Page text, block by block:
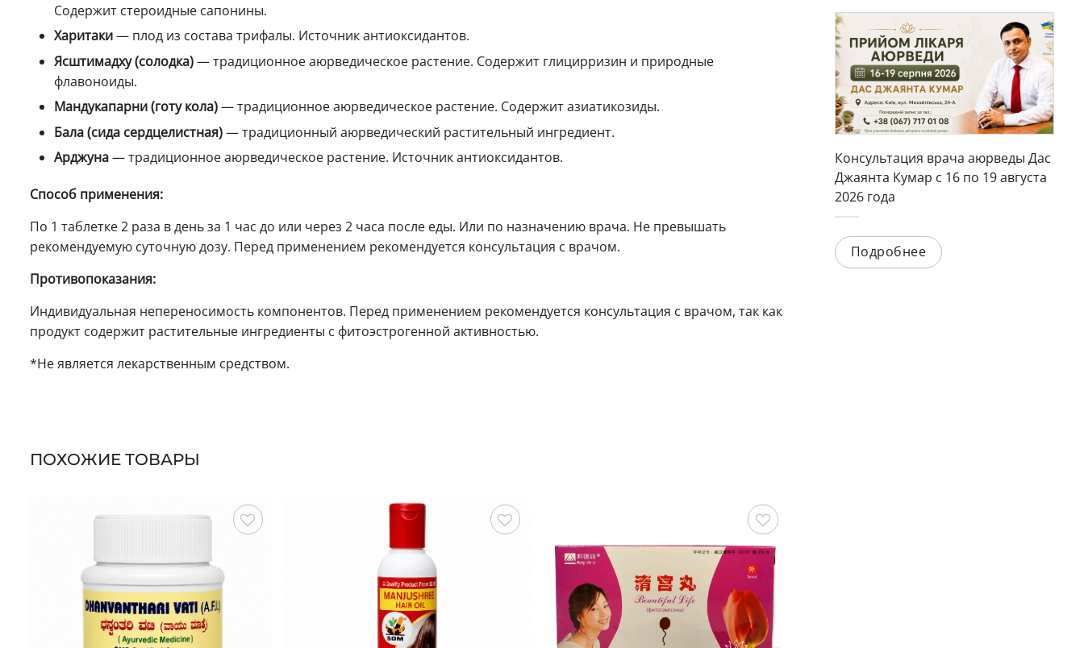
Консультация врача аюрведы Дас
Джаянта Кумар с 16 по 19 августа
2026 года
Подробнее
Содержит стероидные сапонины.
Харитаки— плод из состава трифалы. Источник антиоксидантов.
Ясштимадху (солодка)— традиционное аюрведическое растение. Содержит глицирризин и природные
флавоноиды.
Мандукапарни (готу кола)— традиционное аюрведическое растение. Содержит азиатикозиды.
Бала (сида сердцелистная)— традиционный аюрведический растительный ингредиент.
Арджуна— традиционное аюрведическое растение. Источник антиоксидантов.
Способ применения:
По 1 таблетке 2 раза в день за 1 час до или через 2 часа после еды. Или по назначению врача. Не превышать
рекомендуемую суточную дозу. Перед применением рекомендуется консультация с врачом.
Противопоказания:
Индивидуальная непереносимость компонентов. Перед применением рекомендуется консультация с врачом, так как
продукт содержит растительные ингредиенты с фитоэстрогенной активностью.
*Не является лекарственным средством.
ПОХОЖИЕ ТОВАРЫ
Сохранить